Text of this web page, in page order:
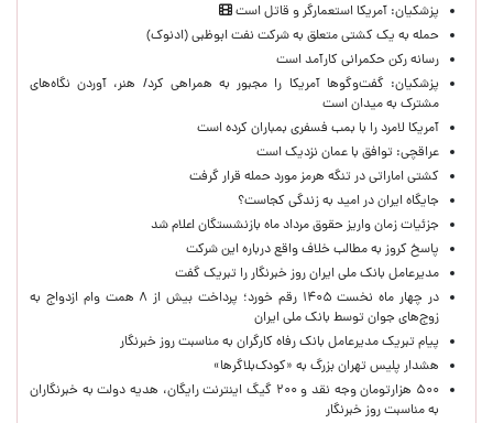
پزشکیان: آمریکا استعمارگر و قاتل است
حمله به یک کشتی متعلق به شرکت نفت ابوظبی (ادنوک)
رسانه رکن حکمرانی کارآمد است
پزشکیان: گفت‌وگوها آمریکا را مجبور به همراهی کرد/ هنر، آوردن نگاه‌های
مشترک به میدان است
آمریکا لامرد را با بمب فسفری بمباران کرده است
عراقچی: توافق با عمان نزدیک است
کشتی اماراتی در تنگه هرمز مورد حمله قرار گرفت
جایگاه ایران در امید به زندگی کجاست؟
جزئیات زمان واریز حقوق مرداد ماه بازنشستگان اعلام شد
پاسخ کروز به مطالب خلاف واقع درباره این شرکت
مدیرعامل بانک ملی ایران روز خبرنگار را تبریک گفت
در چهار ماه نخست ۱۴۰۵ رقم خورد؛ پرداخت بیش از ۸ همت وام ازدواج به
زوج‌های جوان توسط بانک ملی ایران
پیام تبریک مدیرعامل بانک رفاه کارگران به مناسبت روز خبرنگار
هشدار پلیس تهران بزرگ به «کودک‌بلاگرها»
۵۰۰ هزارتومان وجه نقد و ۲۰۰ گیگ اینترنت رایگان، هدیه دولت به خبرنگاران
به مناسبت روز خبرنگار